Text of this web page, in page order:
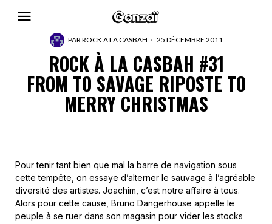
PARROCK A LA CASBAH 25 DÉCEMBRE 2011
ROCK À LA CASBAH #31
FROM TO SAVAGE RIPOSTE TO
MERRY CHRISTMAS
Pour tenir tant bien que mal la barre de navigation sous
cette tempête, on essaye d’alterner le sauvage à l’agréable
diversité des artistes. Joachim, c’est notre affaire à tous.
Alors pour cette cause, Bruno Dangerhouse appelle le
peuple à se ruer dans son magasin pour vider les stocks